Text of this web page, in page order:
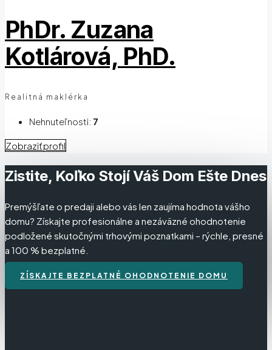
PhDr. Zuzana
Kotlárová, PhD.
Realitná maklérka
Nehnuteľnosti: 7
Zobraziť profil
Zistite, Koľko Stojí Váš Dom Ešte Dnes
Premýšľate o predaji alebo vás len zaujíma hodnota vášho
domu? Získajte profesionálne a nezáväzné ohodnotenie
podložené skutočnými trhovými poznatkami – rýchle, presné
a 100 % bezplatné.
ZÍSKAJTE BEZPLATNÉ OHODNOTENIE DOMU